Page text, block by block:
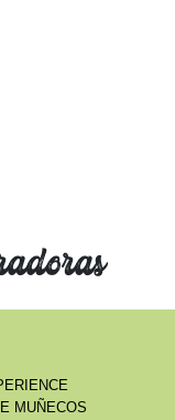
MUÑECOS